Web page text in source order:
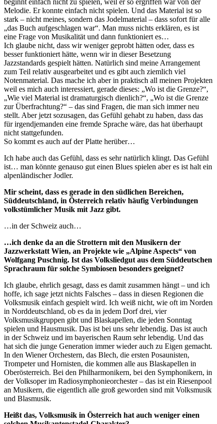
Melodie. Er konnte einfach nicht spielen. Und das Material ist so
stark – nicht meines, sondern das Jodelmaterial – dass sofort für alle
„das Buch aufgeschlagen war“. Man muss nichts erklären, es ist
eine Frage von Musikalität und dann funktioniert es…
Ich glaube nicht, dass wir weniger geprobt hätten oder, dass es
besser funktioniert hätte, wenn wir in dieser Besetzung
Jazzstandards gespielt hätten. Natürlich sind meine Arrangement
zum Teil relativ ausgearbeitet und es gibt auch ziemlich viel
Notenmaterial. Das mache ich aber in praktisch all meinen Projekten
weil es mich auch interessiert, gerade dieses: „Wo ist die Grenze?“,
„Wie viel Material ist dramaturgisch dienlich?“, „Wo ist die Grenze
zur Überfrachtung?“ – das sind Fragen, die man sich immer neu
stellt. Aber jetzt sozusagen, das Gefühl gehabt zu haben, dass das
für irgendjemanden eine fremde Sprache wäre, das hat überhaupt
nicht stattgefunden.
So kommt es auch auf der Platte herüber…
Ich habe auch das Gefühl, dass es sehr natürlich klingt. Das Gefühl
ist… man könnte genauso gut einen Blues spielen aber es ist halt ein
alpenländischer Jodler.
Mir scheint, dass es gerade in den südlichen Bereichen,
Süddeutschland, in Österreich relativ häufig Verbindungen
volkstümlicher Musik mit Jazz gibt.
…in der Schweiz auch…
…ich denke da an die Strottern mit den Musikern der
Jazzwerkstatt Wien, an Projekte wie „Alpine Aspects“ von
Wolfgang Puschnig. Ist das Volksliedgut aus dem Süddeutschen
Sprachraum für solche Symbiosen besonders geeignet?
Ich glaube, ehrlich gesagt, dass es damit zusammen hängt – und ich
hoffe, ich sage jetzt nichts Falsches – dass in diesen Regionen die
Volksmusik einfach gespielt wird. Ich weiß nicht, wie oft im Norden
in Norddeutschland, ob es da in jedem Dorf drei, vier
Volksmusikgruppen gibt und Blaskapellen, die jeden Sonntag
spielen und Hausmusik. Das ist bei uns sehr lebendig. Das ist auch
in der Schweiz und im bayerischen Raum sehr lebendig. Und das
hat sich die junge Generation immer wieder auch zu Eigen gemacht.
In den Wiener Orchestern, das Blech, die ersten Posaunisten,
Trompeter und Hornisten, die kommen alle aus Blaskapellen in
Oberösterreich. Bei den Philharmonikern, bei den Symphonikern, in
der Volksoper im Radiosymphonieorchester – das ist ein Riesenpool
an Musikern, die eigentlich alle groß geworden sind mit Volksmusik
und Blasmusik.
Heißt das, Volksmusik in Österreich hat auch weniger einen